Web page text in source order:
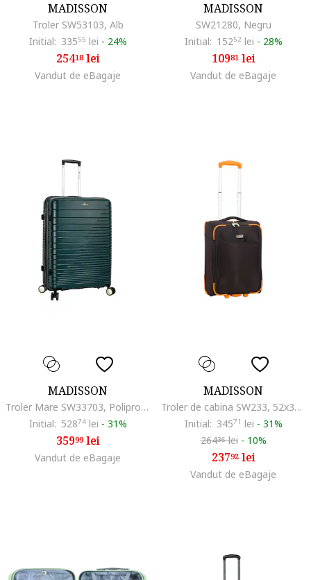
MADISSON
Troler SW53103, Alb
Initial: 33555 lei - 24%
25418lei
Vandut de eBagaje
MADISSON
SW21280, Negru
Initial: 15252 lei - 28%
10981lei
Vandut de eBagaje
MADISSON
Troler Mare SW33703, Polipropilena, 4 Roti Duble, Cifru, 75 cm, Verde inchis
Initial: 52874lei - 31%
35999lei
Vandut de eBagaje
MADISSON
Troler de cabina SW233, 52x34.5x20 cm, bagaj de mana, poliester, 2 roti, maro
Initial: 34571 lei - 31%
26436lei - 10%
23792lei
Vandut de eBagaje